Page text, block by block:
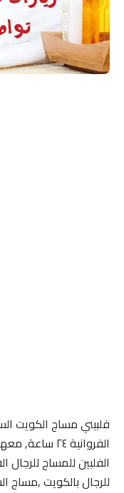
فلبيني مساج الكويت
الفروانية ٢٤
الفلبين للمساج للرجال
للرجال بالكويت ,مساج